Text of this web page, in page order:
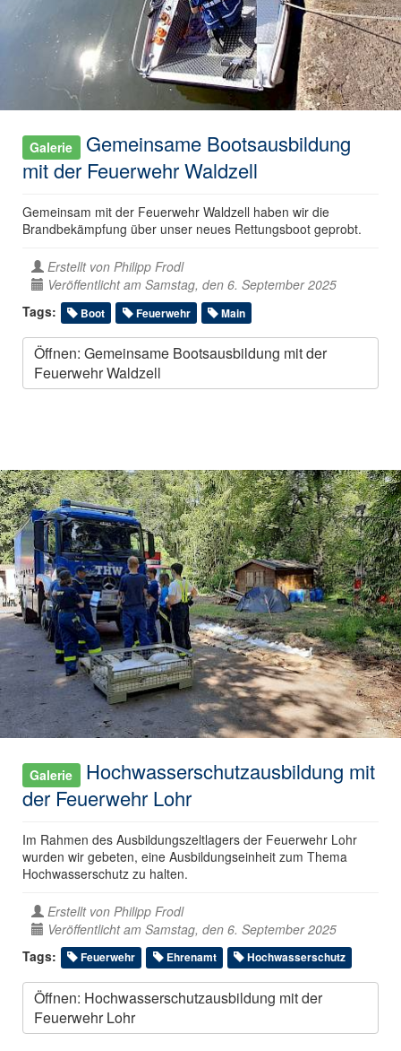
Galerie
Gemeinsame Bootsausbildung
mit der Feuerwehr Waldzell
Gemeinsam mit der Feuerwehr Waldzell haben wir die
Brandbekämpfung über unser neues Rettungsboot geprobt.
Erstellt von Philipp Frodl
Veröffentlicht am Samstag, den 6. September 2025
Tags:
Boot Feuerwehr Main
Öffnen: Gemeinsame Bootsausbildung mit der
Feuerwehr Waldzell
Galerie
Hochwasserschutzausbildung mit
der Feuerwehr Lohr
Im Rahmen des Ausbildungszeltlagers der Feuerwehr Lohr
wurden wir gebeten, eine Ausbildungseinheit zum Thema
Hochwasserschutz zu halten.
Erstellt von Philipp Frodl
Veröffentlicht am Samstag, den 6. September 2025
Tags:
Feuerwehr Ehrenamt Hochwasserschutz
Öffnen: Hochwasserschutzausbildung mit der
Feuerwehr Lohr